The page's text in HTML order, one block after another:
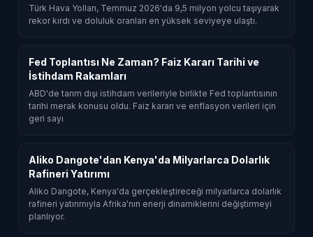
Türk Hava Yolları, Temmuz 2026'da 9,5 milyon yolcu taşıyarak
rekor kırdı ve doluluk oranları en yüksek seviyeye ulaştı.
Fed Toplantısı Ne Zaman? Faiz Kararı Tarihi ve
İstihdam Rakamları
ABD'de tarım dışı istihdam verileriyle birlikte Fed toplantısının
tarihi merak konusu oldu. Faiz kararı ve enflasyon verileri için
geri sayı
Aliko Dangote'dan Kenya'da Milyarlarca Dolarlık
Rafineri Yatırımı
Aliko Dangote, Kenya'da gerçekleştireceği milyarlarca dolarlık
rafineri yatırımıyla Afrika'nın enerji dinamiklerini değiştirmeyi
planlıyor.